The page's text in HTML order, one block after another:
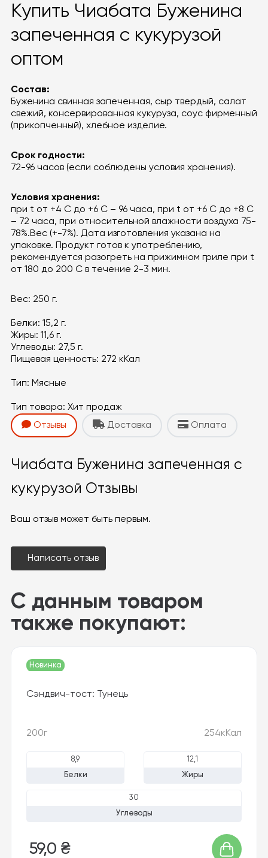
Купить Чиабата Буженина
запеченная с кукурузой
оптом
Состав:
Буженина свинная запеченная, сыр твердый, салат
свежий, консервированная кукуруза, соус фирменный
(прикопченный), хлебное изделие.
Срок годности:
72-96 часов (если соблюдены условия хранения).
Условия хранения:
при t от +4 С до +6 С – 96 часа, при t от +6 С до +8 С
– 72 часа, при относительной влажности воздуха 75-
78%.Вес (+-7%). Дата изготовления указана на
упаковке. Продукт готов к употреблению,
рекомендуется разогреть на прижимном гриле при t
от 180 до 200 С в течение 2-3 мин.
Вес: 250 г.
Белки: 15,2 г.
Жиры: 11,6 г.
Углеводы: 27,5 г.
Пищевая ценность: 272 кКал
Тип: Мясные
Тип товара: Хит продаж
Отзывы
Доставка Оплата
Чиабата Буженина запеченная с
кукурузой Отзывы
Ваш отзыв может быть первым.
Написать отзыв
С данным товаром
также покупают:
Новинка
Сэндвич-тост: Тунець
200г 254кКал
8,9
Белки
12,1
Жиры
30
Углеводы
59,0 ₴